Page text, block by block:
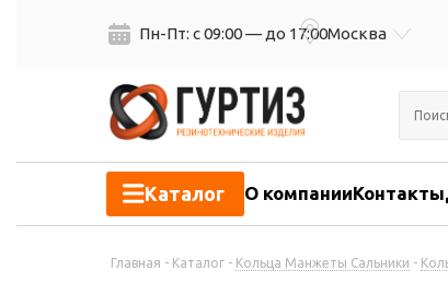
Пн-Пт: с 09:00 — до 17:00Москва
Каталог О компанииКонтакты
Главная - Каталог - Кольца Манжеты Сальники -